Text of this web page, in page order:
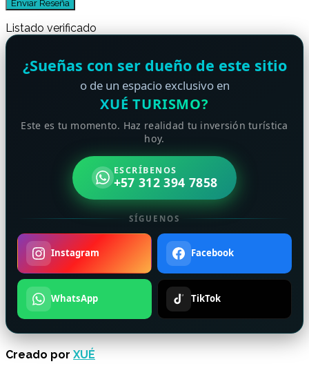
Listado verificado
¿Sueñas con ser dueño de este sitio
o de un espacio exclusivo en
XUÉ TURISMO?
Este es tu momento. Haz realidad tu inversión turística
hoy.
ESCRÍBENOS
+57 312 394 7858
SÍGUENOS
Instagram Facebook
WhatsApp TikTok
Creado por XUÉ